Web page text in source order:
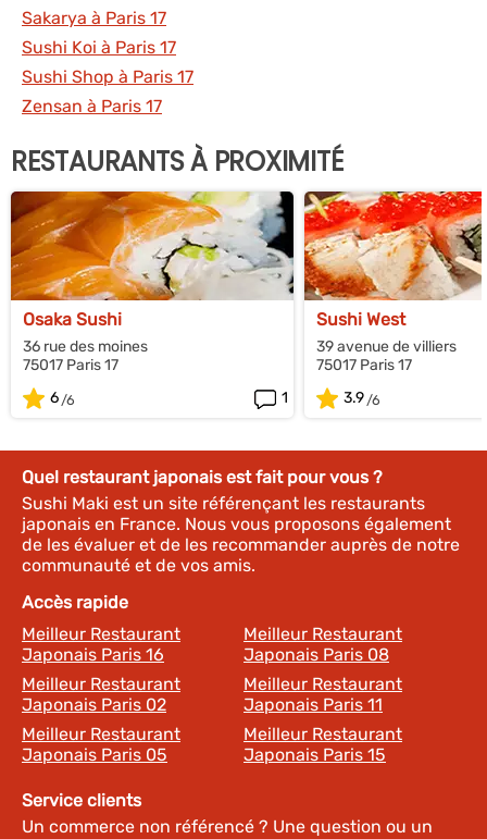
Sakarya à Paris 17
Sushi Koi à Paris 17
Sushi Shop à Paris 17
Zensan à Paris 17
RESTAURANTS À PROXIMITÉ
Osaka Sushi
36 rue des moines
75017 Paris 17
6
1
Sushi West
39 avenue de villiers
75017 Paris 17
3.9
Quel restaurant japonais est fait pour vous ?
Sushi Maki est un site référençant les restaurants
japonais en France. Nous vous proposons également
de les évaluer et de les recommander auprès de notre
communauté et de vos amis.
Accès rapide
Meilleur Restaurant
Japonais Paris 16
Meilleur Restaurant
Japonais Paris 08
Meilleur Restaurant
Japonais Paris 02
Meilleur Restaurant
Japonais Paris 11
Meilleur Restaurant
Japonais Paris 05
Meilleur Restaurant
Japonais Paris 15
Service clients
Un commerce non référencé ? Une question ou un